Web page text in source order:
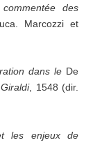
des
Marcozzi et
dans leDe
, 1548 (dir.
les enjeux de